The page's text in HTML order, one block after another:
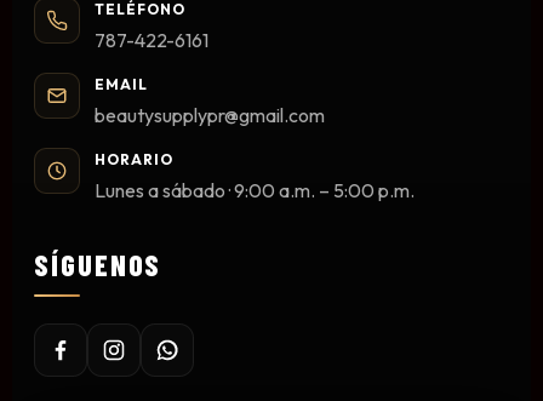
Monómeros
Acrílicos y Colecciones
Esmaltes y Gel Remover
Top, Base, Builder y Polygel
Pinceles
Lámparas de Secado
Primer y Antifungal
Herramientas y Accesorios
TELÉFONO
787-422-6161
EMAIL
beautysupplypr@gmail.com
HORARIO
Lunes a sábado · 9:00 a.m. – 5:00 p.m.
SÍGUENOS